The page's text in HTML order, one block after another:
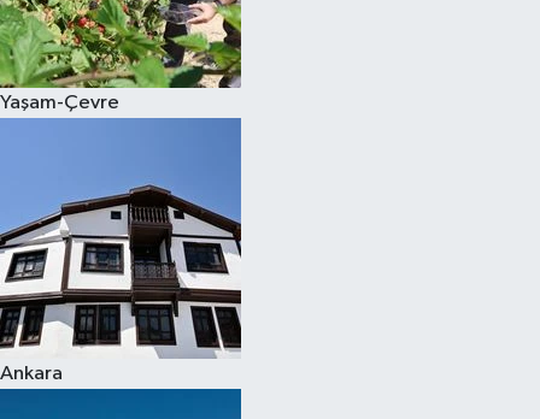
Yaşam-Çevre
Ankara
Spor
Burç Yorumları
Eğitim
Hava Durumu
Kadın